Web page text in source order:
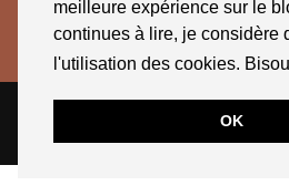
meilleure expérience sur le
continues à lire, je considère
l'utilisation des cookies.
OK
THEME CREATED